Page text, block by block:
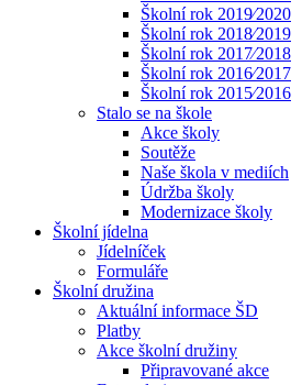
Školní rok 2019⁄2020
Školní rok 2018⁄2019
Školní rok 2017⁄2018
Školní rok 2016⁄2017
Školní rok 2015⁄2016
Stalo se na škole
Akce školy
Soutěže
Naše škola v mediích
Údržba školy
Modernizace školy
Školní jídelna
Jídelníček
Formuláře
Školní družina
Aktuální informace ŠD
Platby
Akce školní družiny
Připravované akce